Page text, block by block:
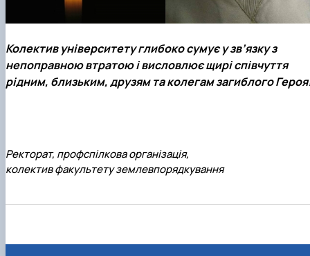
Колектив університету глибоко сумує у зв’язку з
непоправною втратою і висловлює щирі співчуття
рідним, близьким, друзям та колегам загиблого
Ректорат, профспілкова організація,
колектив факультету землевпорядкування